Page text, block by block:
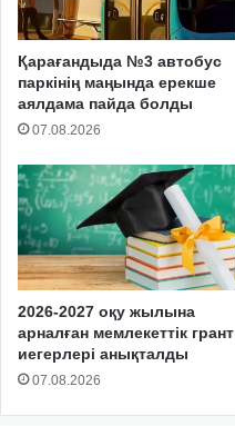
Қарағандыда №3 автобус
паркінің маңында ерекше
аялдама пайда болды
07.08.2026
2026-2027 оқу жылына
арналған мемлекеттік грант
иегерлері анықталды
07.08.2026